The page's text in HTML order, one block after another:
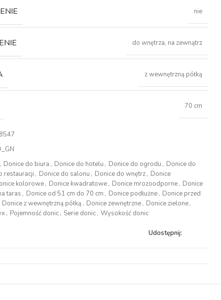
nie
do wnętrza, na zewnątrz
z wewnętrzną półką
70 cm
, Donice do biura , Donice do hotelu , Donice do ogrodu , Donice do
restauracji , Donice do salonu , Donice do wnętrz, Donice
kolorowe, Donice kwadratowe, Donice mrozoodporne, Donice
taras , Donice od 51 cm do 70 cm , Donice podłużne, Donice przed
Donice z wewnętrzną półką , Donice zewnętrzne, Donice zielone,
, Pojemność donic, Serie donic, Wysokość donic
Udostępnij: